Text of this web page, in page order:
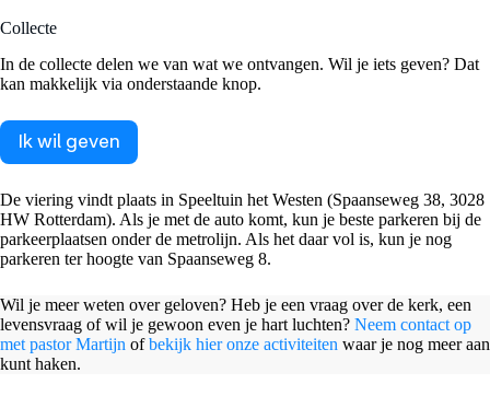
Collecte
In de collecte delen we van wat we ontvangen. Wil je iets geven? Dat
kan makkelijk via onderstaande knop.
Ik wil geven
De viering vindt plaats in Speeltuin het Westen (Spaanseweg 38, 3028
HW Rotterdam). Als je met de auto komt, kun je beste parkeren bij de
parkeerplaatsen onder de metrolijn. Als het daar vol is, kun je nog
parkeren ter hoogte van Spaanseweg 8.
Wil je meer weten over geloven? Heb je een vraag over de kerk, een
levensvraag of wil je gewoon even je hart luchten? Neem contact op
met pastor Martijn ofbekijk hier onze activiteiten waar je nog meer aan
kunt haken.